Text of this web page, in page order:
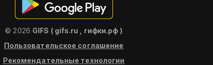
© 2026 GIFS ( gifs.ru , гифки.рф )
Пользовательское соглашение
Рекомендательные технологии